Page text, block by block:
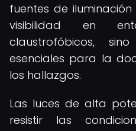
fuentes de
visibilidad en
claustrofóbicos,
esenciales para la
los hallazgos.
Las luces de alta
resistir las